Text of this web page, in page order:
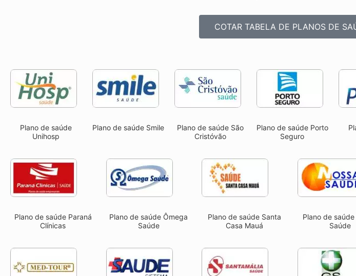
COTAR TABELA DE PLANOS DE
Plano de saúde
Unihosp
Plano de saúde Smile
Plano de saúde São
Cristóvão
Plano de saúde Porto
Seguro
Plano de saúde Paraná
Clínicas
Plano de saúde Ômega
Saúde
Plano de saúde Santa
Casa Mauá
Plano de saúde
Saúde